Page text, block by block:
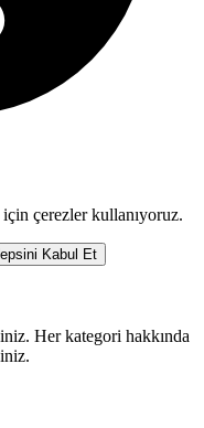
çerezler kullanıyoruz.
Kabul Et
Her kategori hakkında